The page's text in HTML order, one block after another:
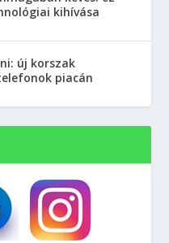
kihívása
új korszak
piacán